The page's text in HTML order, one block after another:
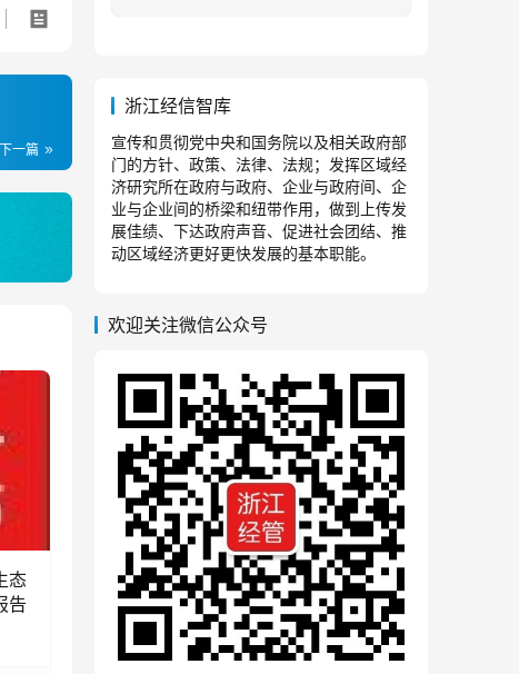
下一篇
态
告
浙江经信智库
宣传和贯彻党中央和国务院以及相关政府部
门的方针、政策、法律、法规；发挥区域经
济研究所在政府与政府、企业与政府间、企
业与企业间的桥梁和纽带作用，做到上传发
展佳绩、下达政府声音、促进社会团结、推
动区域经济更好更快发展的基本职能。
欢迎关注微信公众号